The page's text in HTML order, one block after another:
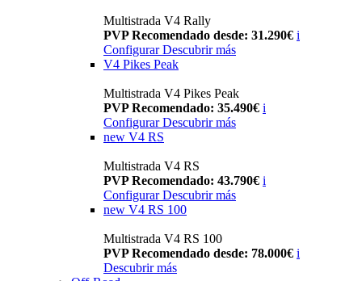
Multistrada V4 Rally
PVP Recomendado desde: 31.290€ i
Configurar Descubrir más
V4 Pikes Peak
Multistrada V4 Pikes Peak
PVP Recomendado: 35.490€ i
Configurar Descubrir más
new V4 RS
Multistrada V4 RS
PVP Recomendado: 43.790€ i
ConfigurarDescubrir más
new V4 RS 100
Multistrada V4 RS 100
PVP Recomendado desde: 78.000€ i
Descubrir más